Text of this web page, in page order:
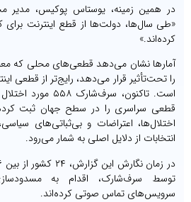
در همین زمینه، یوستاس پوکیس،
«طی سال‌ها، دولت‌ها از قطع اینترنت برای
کرده‌اند.»
آمارها نشان می‌دهد قطعی‌های محلی که
را تحت‌تأثیر قرار می‌دهد، رایج‌تر از قطعی
قطعی سراسری را در سطح جهان ثبت
اختلال‌ها، اعتراضات و بی‌ثباتی‌های
انتخابات از دلایل اصلی به شمار می‌رود.
توسط سرف‌شارک، اقدام به
سرویس‌های تماس صوتی کرده‌اند.